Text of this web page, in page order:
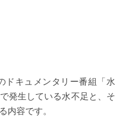
ドキュメンタリー番組「水
発生している水不足と、そ
内容です。